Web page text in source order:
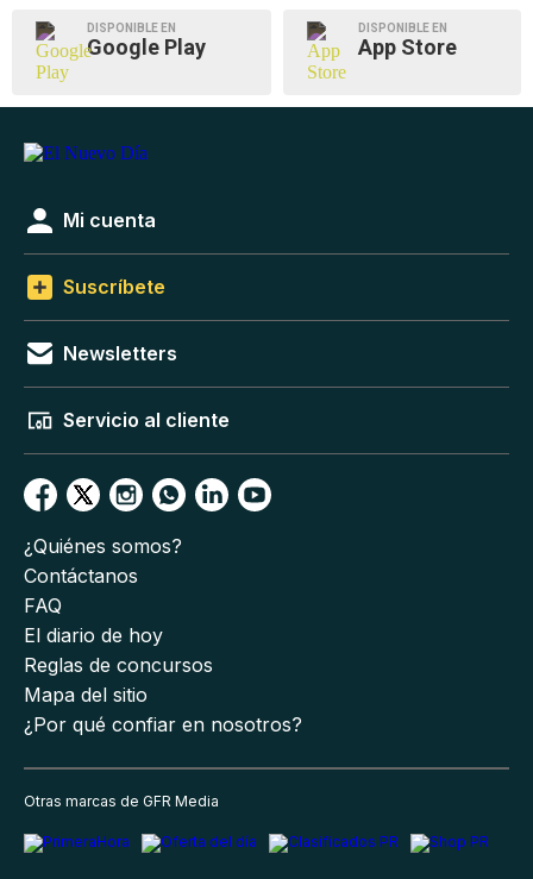
DISPONIBLE EN
Google Play
DISPONIBLE EN
App Store
Mi cuenta
Suscríbete
Newsletters
Servicio al cliente
¿Quiénes somos?
Contáctanos
FAQ
El diario de hoy
Reglas de concursos
Mapa del sitio
¿Por qué confiar en nosotros?
Otras marcas de GFR Media